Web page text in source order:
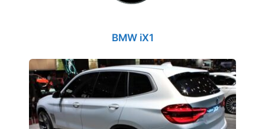
BMW iX1